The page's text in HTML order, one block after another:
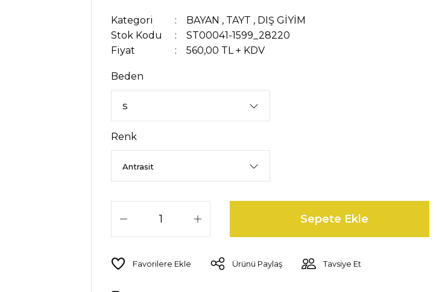
Kategori BAYAN , TAYT , DIŞ GİYİM
Stok Kodu
ST00041-1599_28220
Fiyat
560,00 TL + KDV
Beden
Renk
Sepete Ekle
Ürünü Paylaş Tavsiye Et